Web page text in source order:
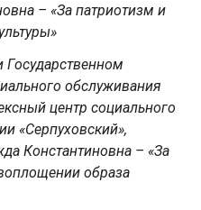
– «За патриотизм и
Государственном
обслуживания
центр социального
«Серпуховский»,
Константиновна – «За
образа